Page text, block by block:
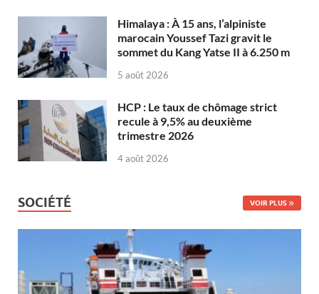
Himalaya : À 15 ans, l’alpiniste
marocain Youssef Tazi gravit le
sommet du Kang Yatse II à 6.250 m
5 août 2026
HCP : Le taux de chômage strict
recule à 9,5% au deuxième
trimestre 2026
4 août 2026
SOCIÉTÉ VOIR PLUS